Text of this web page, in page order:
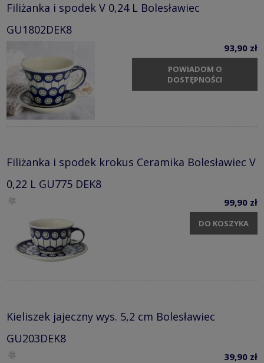
Filiżanka i spodek V 0,24 L Bolesławiec
GU1802DEK8
93,90 zł
POWIADOM O
DOSTĘPNOŚCI
Filiżanka i spodek krokus Ceramika Bolesławiec V
0,22 L GU775 DEK8
99,90 zł
DO KOSZYKA
Kieliszek jajeczny wys. 5,2 cm Bolesławiec
GU203DEK8
39,90 zł